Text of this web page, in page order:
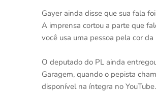
Gayer ainda disse que sua fala
A imprensa cortou a parte que
você usa uma pessoa pela cor
O deputado do PL ainda
Garagem, quando o pepista
disponível na íntegra no YouTube.